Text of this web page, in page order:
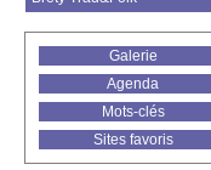
Galerie
Agenda
Mots-clés
Sites favoris